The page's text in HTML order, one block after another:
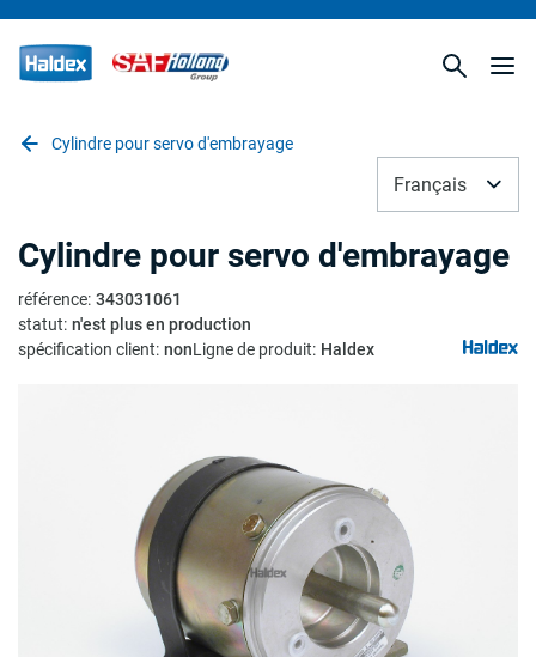
Cylindre pour servo d'embrayage
Français
Cylindre pour servo d'embrayage
référence: 343031061
statut: n'est plus en production
spécification client: nonLigne de produit: Haldex